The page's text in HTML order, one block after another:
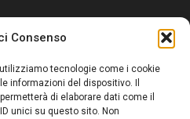
Consenso
tecnologie come i cookie
informazioni del dispositivo. Il
di elaborare dati come il
unici su questo sito. Non
per informare “liberamente” i
con un occhio rivolto al
nostro futuro